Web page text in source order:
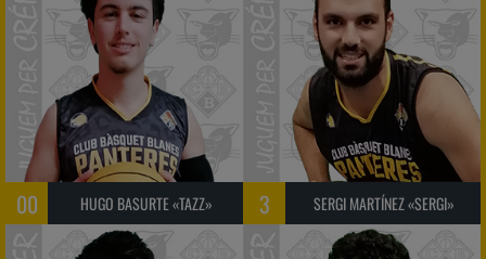
00 HUGO BASURTE «TAZZ» 3 SERGI MARTÍNEZ «SERGI»